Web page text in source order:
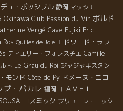
ュ・ポッシブル 静岡 マッシモ
Okinawa Club Passion du Vin ボルド
Vergé Cave Fujiki Eric
Ros Quilles de Joie エドワード・ラフ
ティエリー・フォレスチエ Camille
ト Le Grau du Roi ジャジャキスタン
モンド Côte de Py ドメーヌ・ニコ
プ・パカレ 福岡 ＴＡＶＥＬ
コスミック プリューレ・ロック